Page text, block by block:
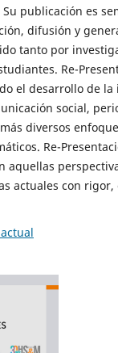
publicación es
difusión y
tanto por
Re-
el desarrollo de la
social,
diversos
Re-
aquellas
actuales con rigor,